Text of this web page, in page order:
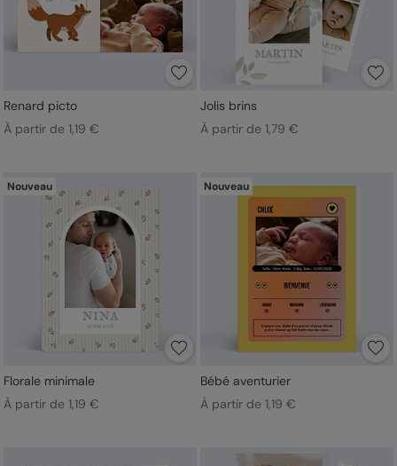
Renard picto
À partir de 1,19 €
Jolis brins
À partir de 1,79 €
Nouveau
Florale minimale
À partir de 1,19 €
Nouveau
Bébé aventurier
À partir de 1,19 €